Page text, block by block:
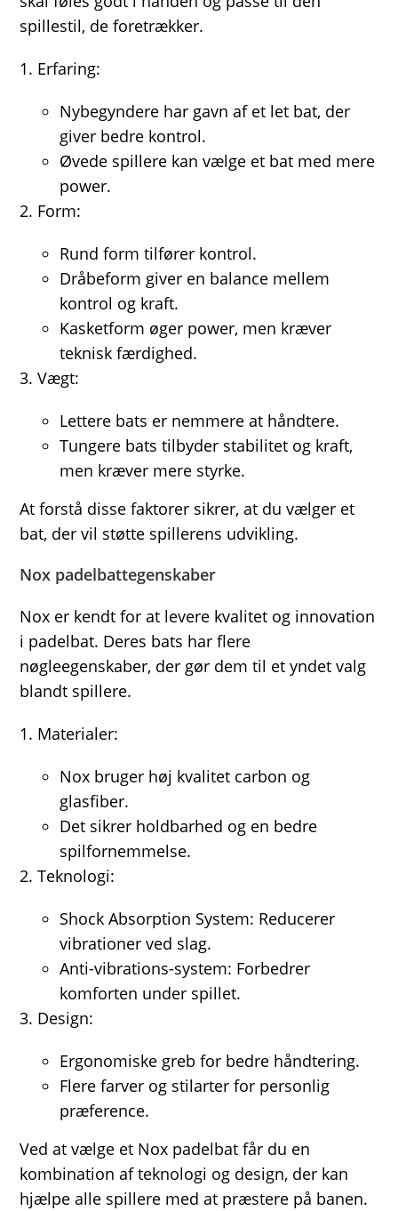
spillestil, de foretrækker.
Erfaring:
Nybegyndere har gavn af et let bat, der
giver bedre kontrol.
Øvede spillere kan vælge et bat med mere
power.
Form:
Rund form tilfører kontrol.
Dråbeform giver en balance mellem
kontrol og kraft.
Kasketform øger power, men kræver
teknisk færdighed.
Vægt:
Lettere bats er nemmere at håndtere.
Tungere bats tilbyder stabilitet og kraft,
men kræver mere styrke.
At forstå disse faktorer sikrer, at du vælger et
bat, der vil støtte spillerens udvikling.
Nox padelbattegenskaber
Nox er kendt for at levere kvalitet og innovation
i padelbat. Deres bats har flere
nøgleegenskaber, der gør dem til et yndet valg
blandt spillere.
Materialer:
Nox bruger høj kvalitet carbon og
glasfiber.
Det sikrer holdbarhed og en bedre
spilfornemmelse.
Teknologi:
Shock Absorption System: Reducerer
vibrationer ved slag.
Anti-vibrations-system: Forbedrer
komforten under spillet.
Design:
Ergonomiske greb for bedre håndtering.
Flere farver og stilarter for personlig
præference.
Ved at vælge et Nox padelbat får du en
kombination af teknologi og design, der kan
hjælpe alle spillere med at præstere på banen.